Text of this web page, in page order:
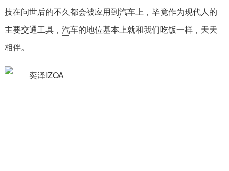
技在问世后的不久都会被应用到汽车上，毕竟作为现代人的
主要交通工具，汽车的地位基本上就和我们吃饭一样，天天
相伴。